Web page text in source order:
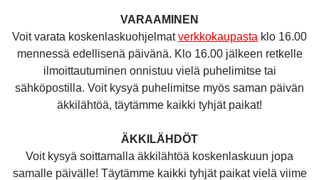
VARAAMINEN
Voit varata koskenlaskuohjelmatverkkokaupasta klo 16.00
mennessä edellisenä päivänä. Klo 16.00 jälkeen retkelle
ilmoittautuminen onnistuu vielä puhelimitse tai
sähköpostilla. Voit kysyä puhelimitse myös saman päivän
äkkilähtöä, täytämme kaikki tyhjät paikat!
ÄKKILÄHDÖT
Voit kysyä soittamalla äkkilähtöä koskenlaskuun jopa
samalle päivälle! Täytämme kaikki tyhjät paikat vielä viime